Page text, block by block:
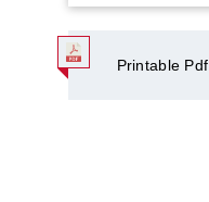
Printable Pdf